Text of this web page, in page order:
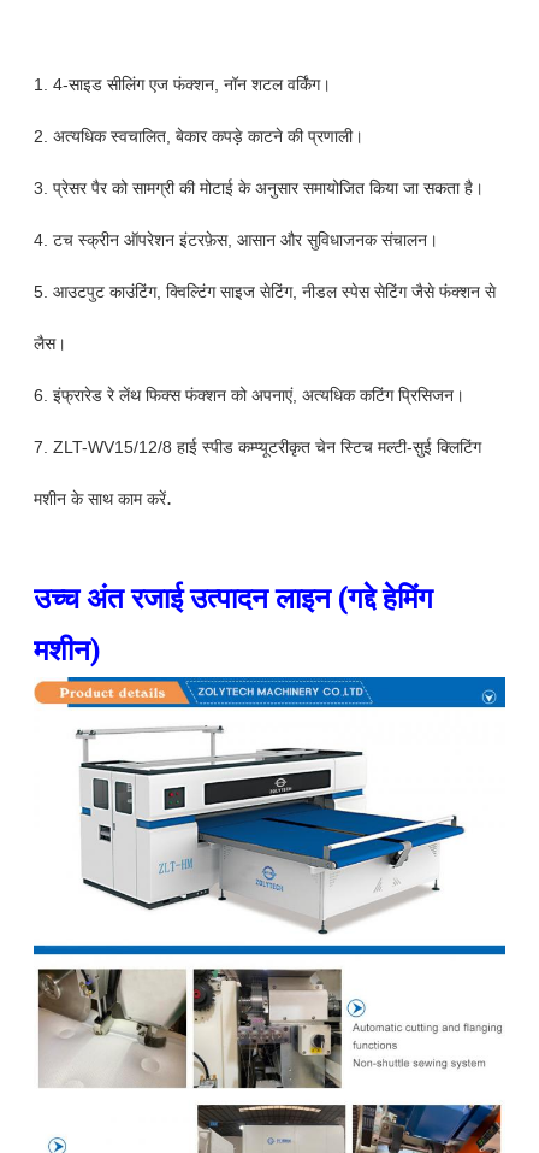
1. 4-साइड सीलिंग एज फंक्शन, नॉन शटल वर्किंग।
2. अत्यधिक स्वचालित, बेकार कपड़े काटने की प्रणाली।
3. प्रेसर पैर को सामग्री की मोटाई के अनुसार समायोजित किया जा सकता है।
4. टच स्क्रीन ऑपरेशन इंटरफ़ेस, आसान और सुविधाजनक संचालन।
5. आउटपुट काउंटिंग, क्विल्टिंग साइज सेटिंग, नीडल स्पेस सेटिंग जैसे फंक्शन से
लैस।
6. इंफ्रारेड रे लेंथ फिक्स फंक्शन को अपनाएं, अत्यधिक कटिंग प्रिसिजन।
7. ZLT-WV15/12/8 हाई स्पीड कम्प्यूटरीकृत चेन स्टिच मल्टी-सुई क्लिटिंग
मशीन के साथ काम करें.
उच्च अंत रजाई उत्पादन लाइन (गद्दे हेमिंग
मशीन)